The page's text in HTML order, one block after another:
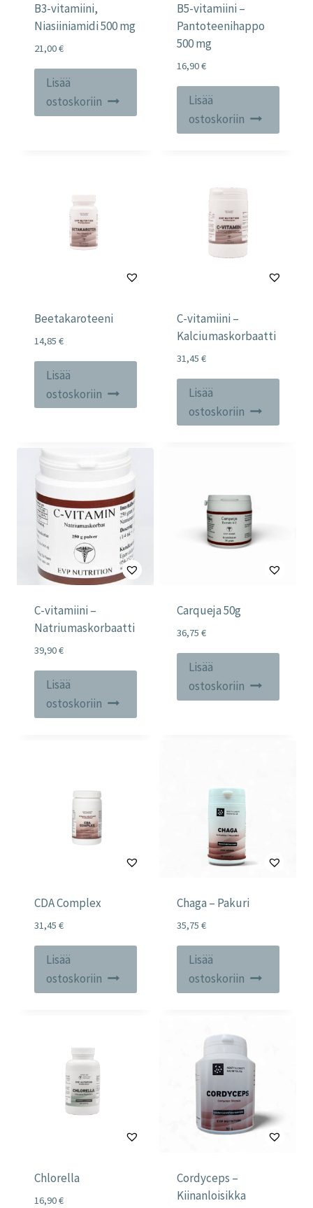
B3-vitamiini,
Niasiiniamidi 500 mg
21,00€
Lisää
ostoskoriin
B5-vitamiini –
Pantoteenihappo
500 mg
16,90€
Lisää
ostoskoriin
Beetakaroteeni
14,85 €
Lisää
ostoskoriin
C-vitamiini –
Kalciumaskorbaatti
31,45 €
Lisää
ostoskoriin
C-vitamiini –
Natriumaskorbaatti
39,90€
Lisää
ostoskoriin
Carqueja 50g
36,75 €
Lisää
ostoskoriin
CDA Complex
31,45 €
Lisää
ostoskoriin
Chaga – Pakuri
35,75 €
Lisää
ostoskoriin
Chlorella
16,90€
Cordyceps –
Kiinanloisikka